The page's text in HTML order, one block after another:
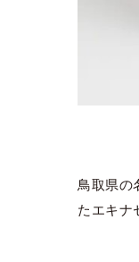
鳥取県の
たエキナ